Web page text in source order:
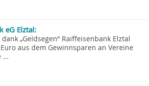
eG Elztal:
„Geldsegen“ Raiffeisenbank Elztal
aus dem Gewinnsparen an Vereine
...